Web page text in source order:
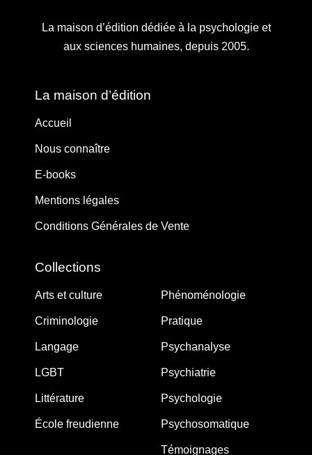
La maison d’édition dédiée à la psychologie et
aux sciences humaines, depuis 2005.
La maison d’édition
Accueil
Nous connaître
E-books
Mentions légales
Conditions Générales de Vente
Collections
Arts et culture
Criminologie
Langage
LGBT
Littérature
École freudienne
Phénoménologie
Pratique
Psychanalyse
Psychiatrie
Psychologie
Psychosomatique
Témoignages